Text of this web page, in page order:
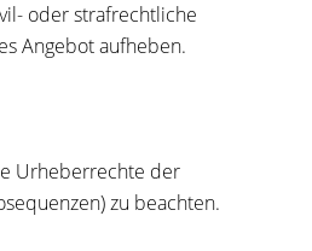
oder strafrechtliche
Angebot aufheben.
Urheberrechte der
zu beachten.